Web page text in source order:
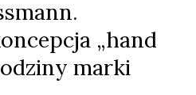
„hand
marki